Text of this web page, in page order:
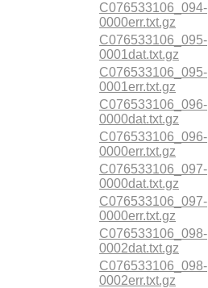
C076533106_094-
0000err.txt.gz
C076533106_095-
0001dat.txt.gz
C076533106_095-
0001err.txt.gz
C076533106_096-
0000dat.txt.gz
C076533106_096-
0000err.txt.gz
C076533106_097-
0000dat.txt.gz
C076533106_097-
0000err.txt.gz
C076533106_098-
0002dat.txt.gz
C076533106_098-
0002err.txt.gz